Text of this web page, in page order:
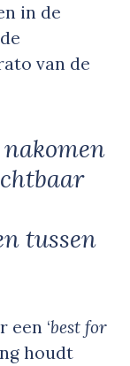
in de
van de
tussen
een ‘best for
houdt